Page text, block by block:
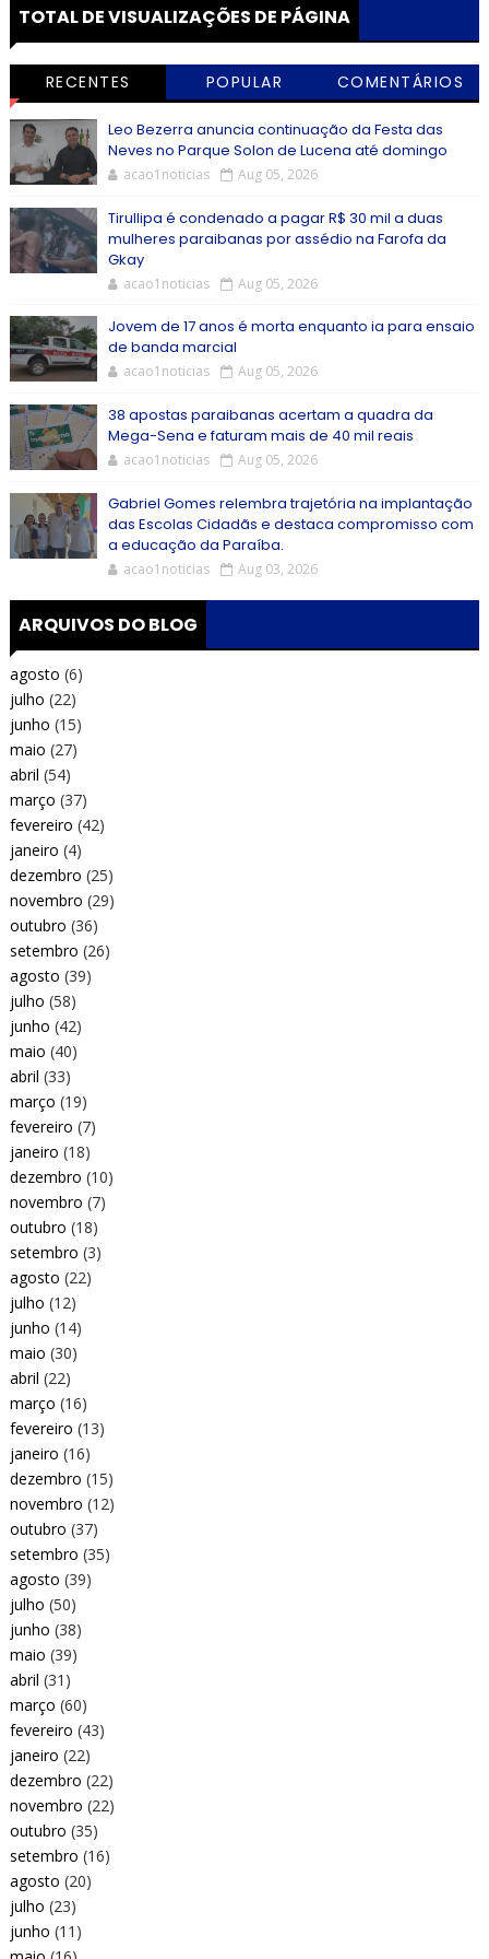
TOTAL DE VISUALIZAÇÕES DE PÁGINA
RECENTES POPULAR COMENTÁRIOS
Leo Bezerra anuncia continuação da Festa das
Neves no Parque Solon de Lucena até domingo
acao1noticias Aug 05, 2026
Tirullipa é condenado a pagar R$ 30 mil a duas
mulheres paraibanas por assédio na Farofa da
Gkay
acao1noticias Aug 05, 2026
Jovem de 17 anos é morta enquanto ia para ensaio
de banda marcial
acao1noticias Aug 05, 2026
38 apostas paraibanas acertam a quadra da
Mega-Sena e faturam mais de 40 mil reais
acao1noticias Aug 05, 2026
Gabriel Gomes relembra trajetória na implantação
das Escolas Cidadãs e destaca compromisso com
a educação da Paraíba.
acao1noticias Aug 03, 2026
ARQUIVOS DO BLOG
agosto (6)
julho (22)
junho (15)
maio (27)
abril (54)
março (37)
fevereiro (42)
janeiro (4)
dezembro (25)
novembro (29)
outubro (36)
setembro (26)
agosto (39)
julho (58)
junho (42)
maio (40)
abril (33)
março (19)
fevereiro (7)
janeiro (18)
dezembro (10)
novembro (7)
outubro (18)
setembro (3)
agosto (22)
julho (12)
junho (14)
maio (30)
abril (22)
março (16)
fevereiro (13)
janeiro (16)
dezembro (15)
novembro (12)
outubro (37)
setembro (35)
agosto (39)
julho (50)
junho (38)
maio (39)
abril (31)
março (60)
fevereiro (43)
janeiro (22)
dezembro (22)
novembro (22)
outubro (35)
setembro (16)
agosto (20)
julho (23)
junho (11)